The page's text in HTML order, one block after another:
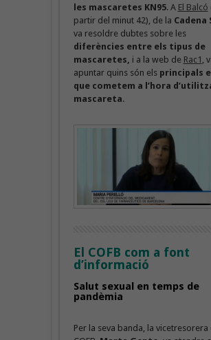
les mascaretes KN95. A El Balcó
partir del minut 42), de la Cadena
va resoldre dubtes sobre les
diferències entre els tipus de
mascaretes, i a la web de Rac1 ,
apuntar quins són els principals
que cometem a l’hora
mascareta.
El COFB com a font
d’informació
Salut sexual en temps de
pandèmia
Per la seva banda, la vicetresorera